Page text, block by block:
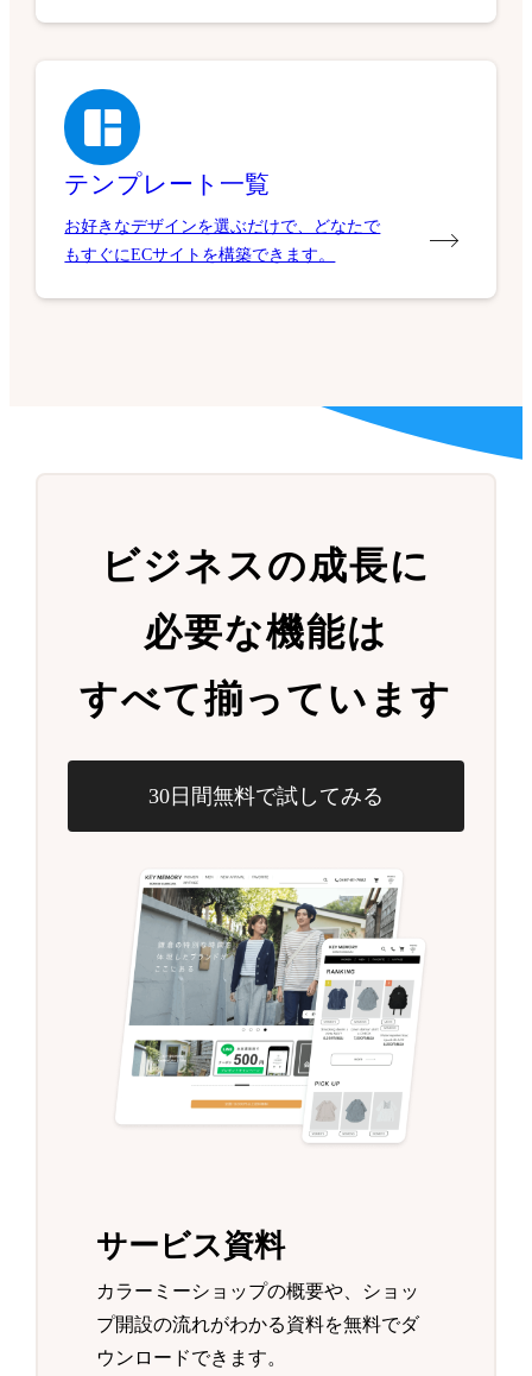
テンプレート一覧
お好きなデザインを選ぶだけで、どなたで
もすぐにECサイトを構築できます。
ビジネスの成長に
必要な機能は
すべて揃っています
30日間無料で試してみる
サービス資料
カラーミーショップの概要や、ショッ
プ開設の流れがわかる資料を無料でダ
ウンロードできます。